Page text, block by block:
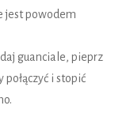
jest powodem
guanciale, pieprz
i stopić